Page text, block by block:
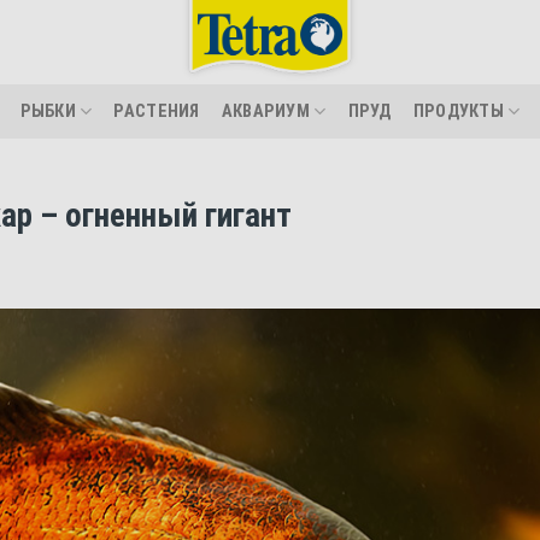
РЫБКИ РАСТЕНИЯ АКВАРИУМ ПРУД ПРОДУКТЫ
– огненный гигант